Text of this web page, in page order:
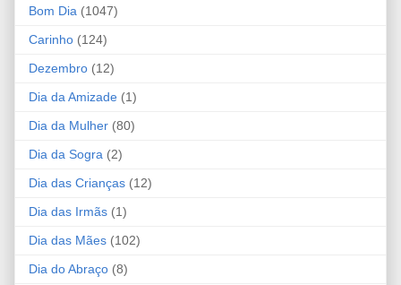
Bom Dia (1047)
Carinho (124)
Dezembro (12)
Dia da Amizade (1)
Dia da Mulher (80)
Dia da Sogra (2)
Dia das Crianças (12)
Dia das Irmãs (1)
Dia das Mães (102)
Dia do Abraço (8)